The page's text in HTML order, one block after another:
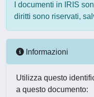
I documenti in IRIS
diritti sono riservati,
Informazioni
Utilizza questo
a questo documento: